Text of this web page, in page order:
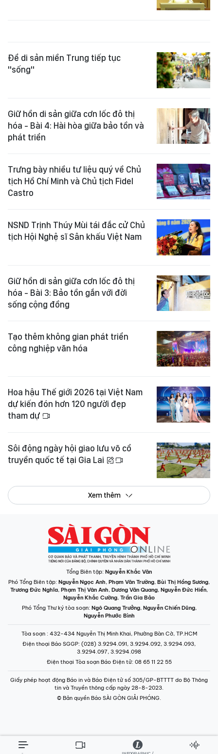
Để di sản miền Trung tiếp tục
"sống"
Giữ hồn di sản giữa cơn lốc đô thị
hóa - Bài 4: Hài hòa giữa bảo tồn và
phát triển
Trưng bày nhiều tư liệu quý về Chủ
tịch Hồ Chí Minh và Chủ tịch Fidel
Castro
NSND Trịnh Thúy Mùi tái đắc cử Chủ
tịch Hội Nghệ sĩ Sân khấu Việt Nam
Giữ hồn di sản giữa cơn lốc đô thị
hóa - Bài 3: Bảo tồn gắn với đời
sống cộng đồng
Tạo thêm không gian phát triển
công nghiệp văn hóa
Hoa hậu Thế giới 2026 tại Việt Nam
dự kiến đón hơn 120 người đẹp
tham dự
Sôi động ngày hội giao lưu võ cổ
truyền quốc tế tại Gia Lai
Xem thêm
Tổng Biên tập: Nguyễn Khắc Văn
Phó Tổng Biên tập: Nguyễn Ngọc Anh, Phạm Văn Trường, Bùi Thị Hồng Sương,
Trương Đức Nghĩa, Phạm Thị Vân Anh, Dương Văn Quang, Nguyễn Đức Hiển,
Nguyễn Khắc Cường, Trần Gia Bảo
Phó Tổng Thư ký tòa soạn: Ngô Quang Trưởng, Nguyễn Chiến Dũng,
Nguyễn Phước Bình
Tòa soạn : 432-434 Nguyễn Thị Minh Khai, Phường Bàn Cờ, TP.HCM
Điện thoại Báo SGGP: (028) 3.9294.091, 3.9294.092, 3.9294.093,
3.9294.097, 3.9294.098
Điện thoại Tòa soạn Báo Điện tử: 08 65 11 22 55
Giấy phép hoạt động Báo in và Báo Điện tử số 305/GP-BTTTT do Bộ Thông
tin và Truyền thông cấp ngày 28-8-2023.
© Bản quyền Báo SÀI GÒN GIẢI PHÓNG.